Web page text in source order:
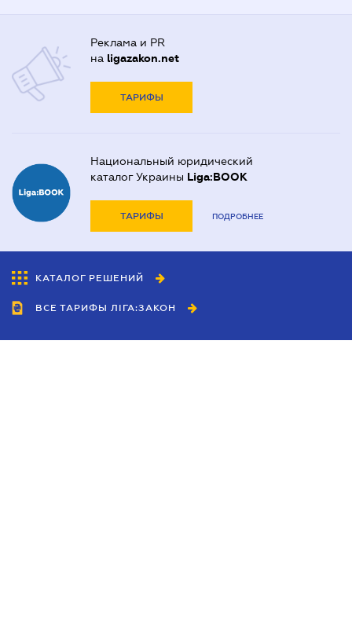
Реклама и PR
на ligazakon.net
ТАРИФЫ
Национальный юридический
каталог Украины Liga:BOOK
ТАРИФЫ ПОДРОБНЕЕ
КАТАЛОГ РЕШЕНИЙ
ВСЕ ТАРИФЫ ЛІГА:ЗАКОН